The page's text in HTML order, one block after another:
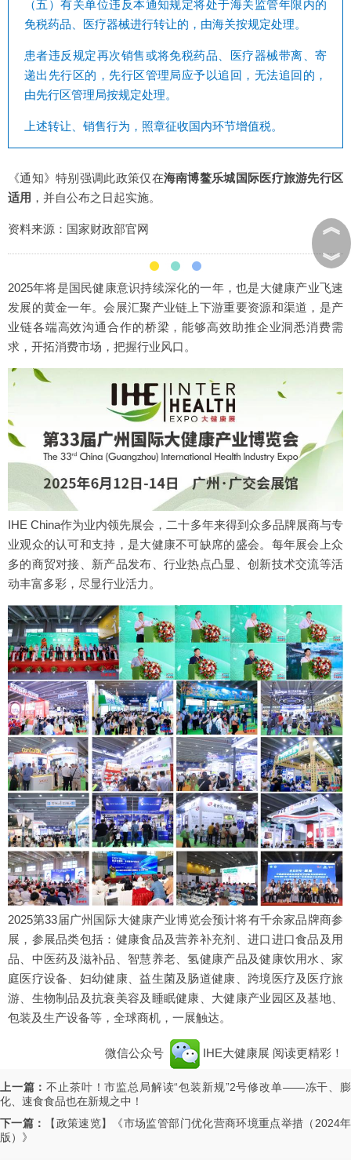
（五）有关单位违反本通知规定将处于海关监管年限内的
免税药品、医疗器械进行转让的，由海关按规定处理。
患者违反规定再次销售或将免税药品、医疗器械带离、寄
递出先行区的，先行区管理局应予以追回，无法追回的，
由先行区管理局按规定处理。
上述转让、销售行为，照章征收国内环节增值税。
《通知》特别强调此政策仅在海南博鳌乐城国际医疗旅游先行区
适用 ，并自公布之日起实施。
资料来源：国家财政部官网
2025年将是国民健康意识持续深化的一年，也是大健康产业飞速
发展的黄金一年。会展汇聚产业链上下游重要资源和渠道，是产
业链各端高效沟通合作的桥梁，能够高效助推企业洞悉消费需
求，开拓消费市场，把握行业风口。
IHE China作为业内领先展会，二十多年来得到众多品牌展商与专
业观众的认可和支持，是大健康不可缺席的盛会。每年展会上众
多的商贸对接、新产品发布、行业热点凸显、创新技术交流等活
动丰富多彩，尽显行业活力。
2025第33届广州国际大健康产业博览会预计将有千余家品牌商参
展，参展品类包括：健康食品及营养补充剂、进口进口食品及用
品、中医药及滋补品、智慧养老、氢健康产品及健康饮用水、家
庭医疗设备、妇幼健康、益生菌及肠道健康、跨境医疗及医疗旅
游、生物制品及抗衰美容及睡眠健康、大健康产业园区及基地、
包装及生产设备等，全球商机，一展触达。
微信公众号 IHE大健康展 阅读更精彩！
上一篇：不止茶叶！市监总局解读“包装新规”2号修改单——冻干、膨
化、速食食品也在新规之中！
下一篇：
【政策速览】《市场监管部门优化营商环境重点举措（2024年
版）》
︽
︾